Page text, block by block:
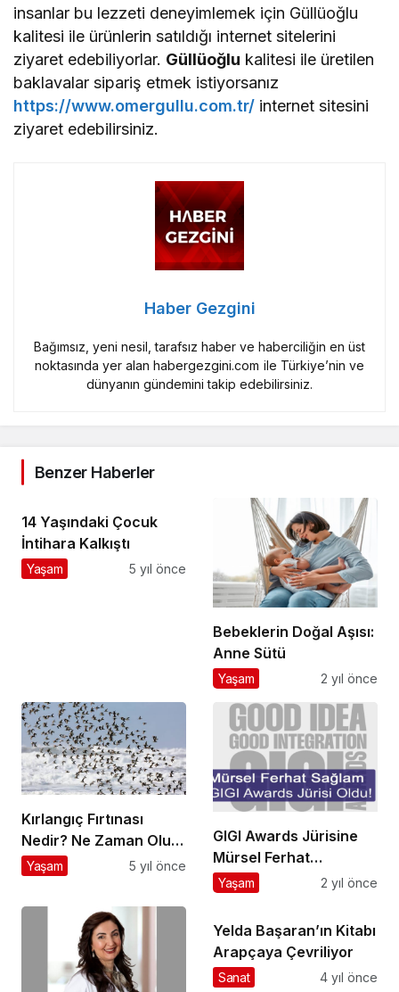
insanlar bu lezzeti deneyimlemek için Güllüoğlu
kalitesi ile ürünlerin satıldığı internet sitelerini
ziyaret edebiliyorlar. Güllüoğlu kalitesi ile üretilen
baklavalar sipariş etmek istiyorsanız
https://www.omergullu.com.tr/ internet sitesini
ziyaret edebilirsiniz.
Haber Gezgini
Bağımsız, yeni nesil, tarafsız haber ve haberciliğin en üst
noktasında yer alan habergezgini.com ile Türkiye’nin ve
dünyanın gündemini takip edebilirsiniz.
Benzer Haberler
14 Yaşındaki Çocuk
İntihara Kalkıştı
Yaşam 5 yıl önce
Bebeklerin Doğal Aşısı:
Anne Sütü
Yaşam 2 yıl önce
Kırlangıç Fırtınası
Nedir? Ne Zaman Olur?
Nasıl Yaşanır?
Yaşam 5 yıl önce
GIGI Awards Jürisine
Mürsel Ferhat
Sağlam’dan Katkı!
Yaşam 2 yıl önce
Yelda Başaran’ın Kitabı
Arapçaya Çevriliyor
Sanat 4 yıl önce